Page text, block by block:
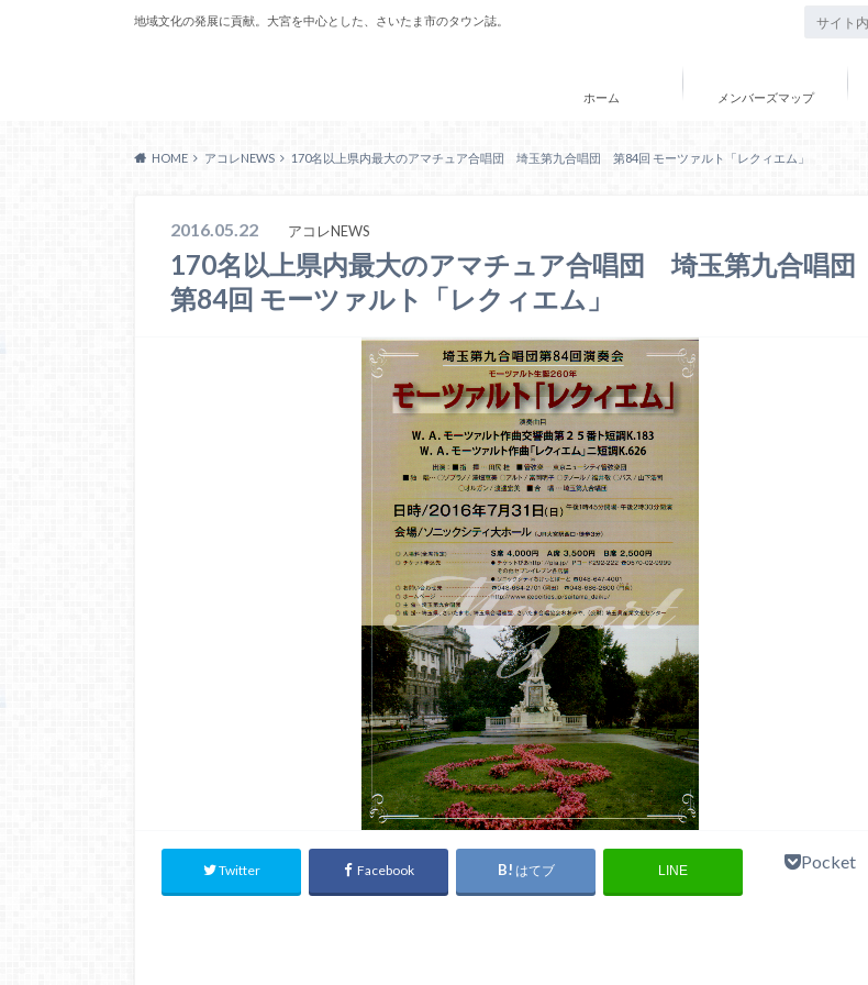
地域文化の発展に貢献。大宮を中心とした、さいたま市のタウン誌。
ホーム メンバーズマップ
HOME アコレNEWS 170名以上県内最大のアマチュア合唱団 埼玉第九合唱団 第84回 モーツァルト「レクィエム」
2016.05.22 アコレNEWS
170名以上県内最大のアマチュア合唱団 埼玉第九合唱団
第84回 モーツァルト「レクィエム」
Twitter Facebook はてブ LINE Pocket